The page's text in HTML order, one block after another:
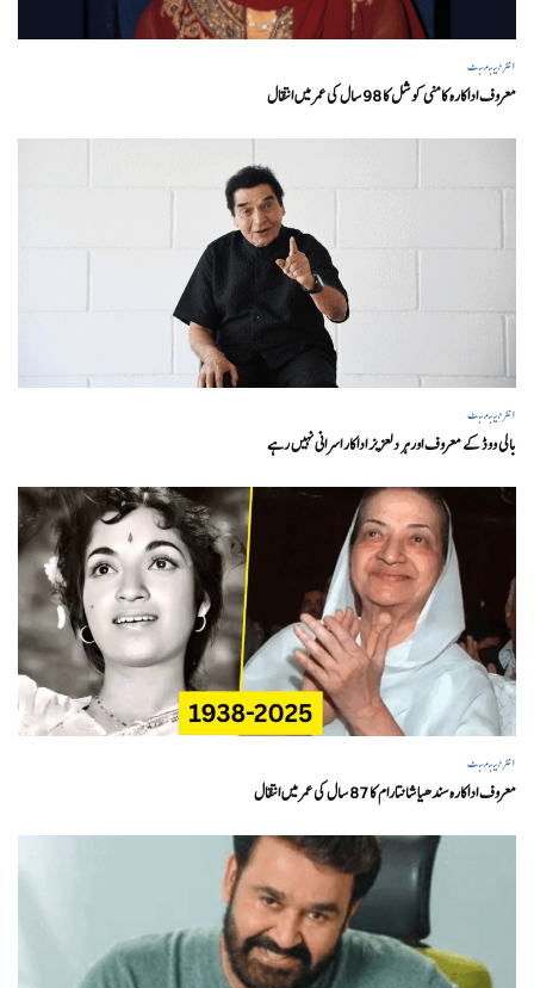
انٹرٹینمنٹ
معروف اداکارہ کامنی کوشل کا 98 سال کی عمر میں انتقال
انٹرٹینمنٹ
بالی ووڈ کے معروف اور ہر دلعزیز اداکار اسرانی نہیں رہے
انٹرٹینمنٹ
معروف اداکارہ سندھیا شانتارام کا 87 سال کی عمر میں انتقال